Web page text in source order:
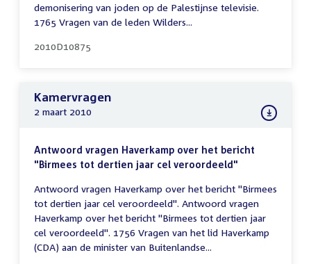
demonisering van joden op de Palestijnse televisie.
1765 Vragen van de leden Wilders...
2010D10875
Kamervragen
2 maart 2010
Antwoord vragen Haverkamp over het bericht
"Birmees tot dertien jaar cel veroordeeld"
Antwoord vragen Haverkamp over het bericht "Birmees
tot dertien jaar cel veroordeeld". Antwoord vragen
Haverkamp over het bericht "Birmees tot dertien jaar
cel veroordeeld". 1756 Vragen van het lid Haverkamp
(CDA) aan de minister van Buitenlandse...